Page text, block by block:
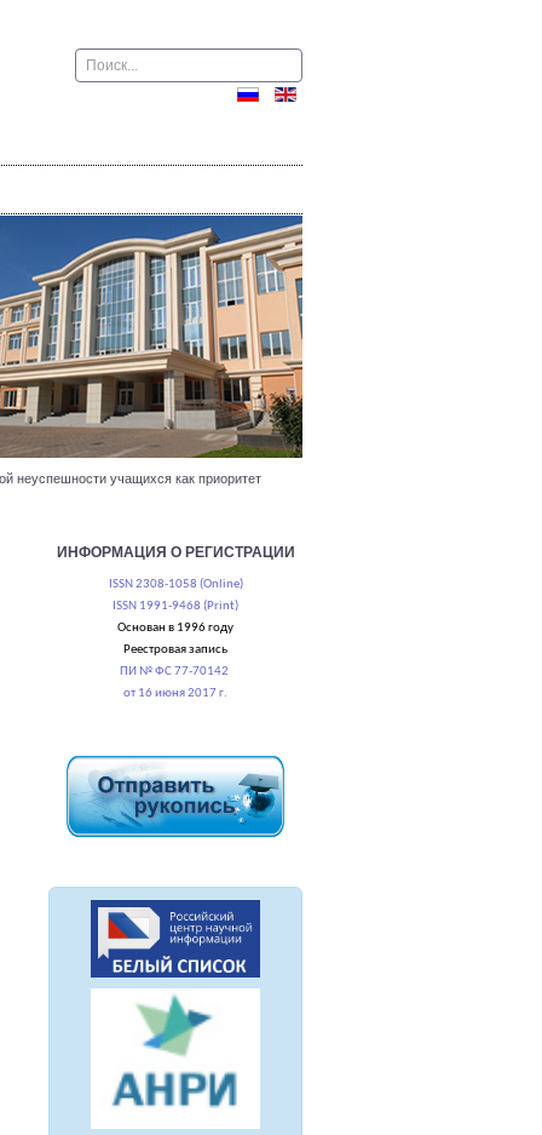
Поиск
неуспешности учащихся как приоритет
ИНФОРМАЦИЯ О РЕГИСТРАЦИИ
ISSN 2308-1058 (Online)
ISSN 1991-9468 (Print)
Основан в 1996 году
Реестровая запись
ПИ № ФС 77-70142
от 16 июня 2017 г.